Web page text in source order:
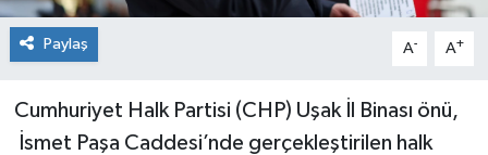
Paylaş A- A+
Cumhuriyet Halk Partisi (CHP) Uşak İl Binası önü,
İsmet Paşa Caddesi’nde gerçekleştirilen halk